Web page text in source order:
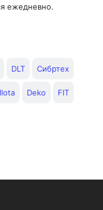
ежедневно.
DLT Сибртех
Deko FIT